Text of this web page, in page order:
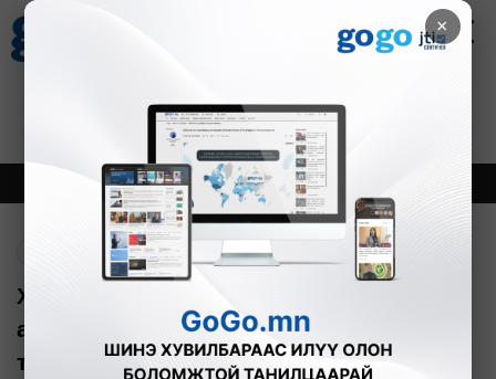
×
Зурхай
8.06
Онцлох Шинэ
Х.Нямбаатар: Хотынхоо тулгамдсан
асуудлуудыг шийдэж, хөгжлийн их
тэсрэлт хийх болно